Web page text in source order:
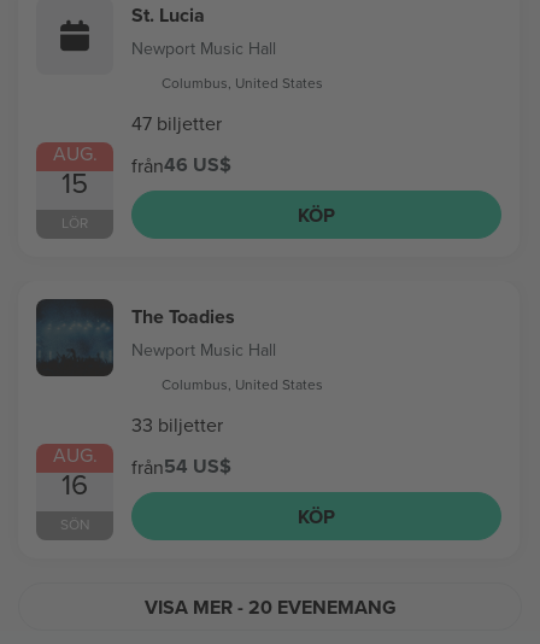
AUG.
15
LÖR
St. Lucia
Newport Music Hall
Columbus, United States
47 biljetter
från46 US$
KÖP
AUG.
16
SÖN
The Toadies
Newport Music Hall
Columbus, United States
33 biljetter
från54 US$
KÖP
VISA MER- 20 EVENEMANG